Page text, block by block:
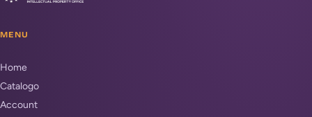
MENU
Home
Catalogo
Account